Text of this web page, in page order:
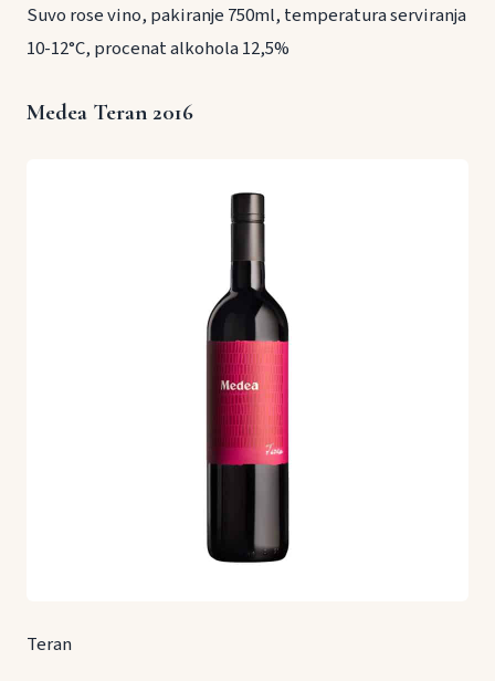
Suvo rose vino, pakiranje 750ml, temperatura serviranja
10-12°C, procenat alkohola 12,5%
Medea Teran 2016
Teran